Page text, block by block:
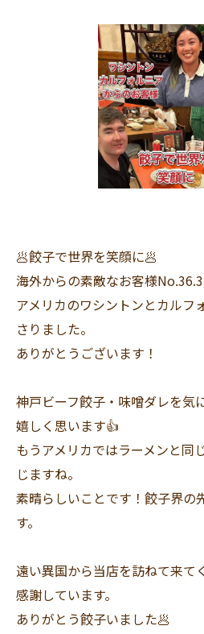
🥟餃子で世界を笑顔に🥟
海外からの素敵なお客様
アメリカのワシントンとカルフ
さりました。
ありがとうございます！
神戸ビーフ餃子・味噌ダレを気
嬉しく思います👍
もうアメリカではラーメンと同
じますね。
素晴らしいことです！餃子界の
す。
遠い異国から当店を訪ねて来て
感謝しています。
ありがとう餃子いました🥟